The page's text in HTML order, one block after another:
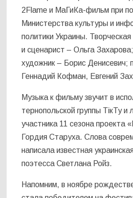
2Flame и МаГиКа-фильм при
Министерства культуры и
политики Украины.
и сценарист – Ольга
художник – Борис Денисевич;
Геннадий Кофман, Евгений
Музыка к фильму звучит в
тернопольской группы ТікТу и
участника 11 сезона проекта
Гордия Старуха. Слова
написала известная
поэтесса Светлана Ройз.
Напомним, в ноябре